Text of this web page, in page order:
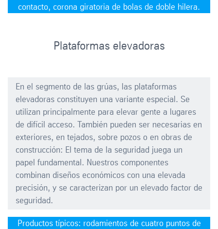
contacto, corona giratoria de bolas de doble hilera.
Plataformas elevadoras
En el segmento de las grúas, las plataformas
elevadoras constituyen una variante especial. Se
utilizan principalmente para elevar gente a lugares
de difícil acceso. También pueden ser necesarias en
exteriores, en tejados, sobre pozos o en obras de
construcción: El tema de la seguridad juega un
papel fundamental. Nuestros componentes
combinan diseños económicos con una elevada
precisión, y se caracterizan por un elevado factor de
seguridad.
Productos típicos: rodamientos de cuatro puntos de